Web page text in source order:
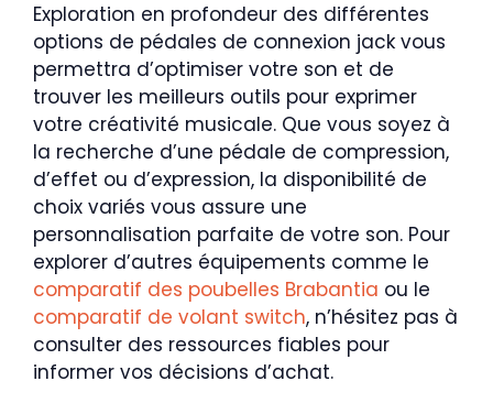
Exploration en profondeur des différentes
options de pédales de connexion jack vous
permettra d’optimiser votre son et de
trouver les meilleurs outils pour exprimer
votre créativité musicale. Que vous soyez à
la recherche d’une pédale de compression,
d’effet ou d’expression, la disponibilité de
choix variés vous assure une
personnalisation parfaite de votre son. Pour
explorer d’autres équipements comme le
comparatif des poubelles Brabantia ou le
comparatif de volant switch, n’hésitez pas à
consulter des ressources fiables pour
informer vos décisions d’achat.